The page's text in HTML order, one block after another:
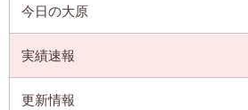
今日の大原
実績速報
更新情報